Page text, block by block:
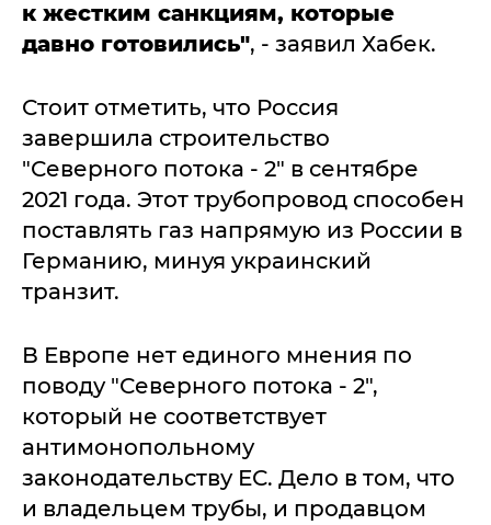
к жестким санкциям, которые
давно готовились", - заявил Хабек.
Стоит отметить, что Россия
завершила строительство
"Северного потока - 2" в сентябре
2021 года. Этот трубопровод способен
поставлять газ напрямую из России в
Германию, минуя украинский
транзит.
В Европе нет единого мнения по
поводу "Северного потока - 2",
который не соответствует
антимонопольному
законодательству ЕС. Дело в том, что
и владельцем трубы, и продавцом